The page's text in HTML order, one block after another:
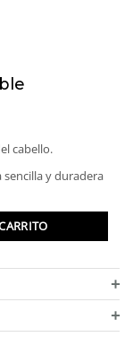
cabello.
y duradera
+
+